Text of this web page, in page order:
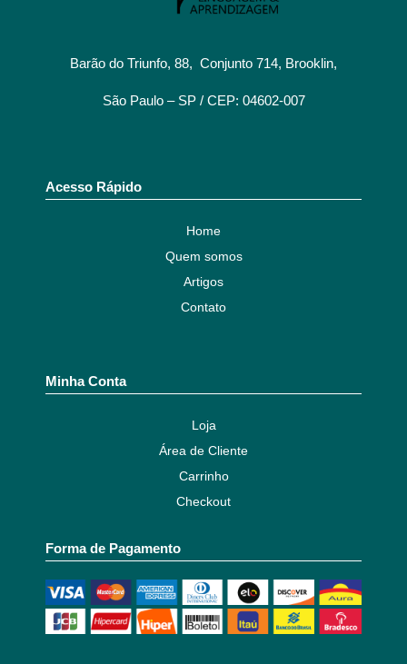
Barão do Triunfo, 88, Conjunto 714, Brooklin,
São Paulo – SP / CEP: 04602-007
Acesso Rápido
Home
Quem somos
Artigos
Contato
Minha Conta
Loja
Área de Cliente
Carrinho
Checkout
Forma de Pagamento